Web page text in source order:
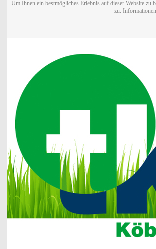
Um Ihnen ein bestmögliches Erlebnis auf dieser Website
zu.